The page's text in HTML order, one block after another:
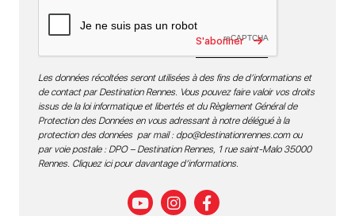
S'abonner
Les données récoltées seront utilisées à des fins de d’informations et
de contact par Destination Rennes. Vous pouvez faire valoir vos droits
issus de la loi informatique et libertés et du Règlement Général de
Protection des Données en vous adressant à notre délégué à la
protection des données par mail : dpo@destinationrennes.comou
par voie postale : DPO – Destination Rennes, 1 rue saint-Malo 35000
Rennes. Cliquez ici pour davantage d’informations.